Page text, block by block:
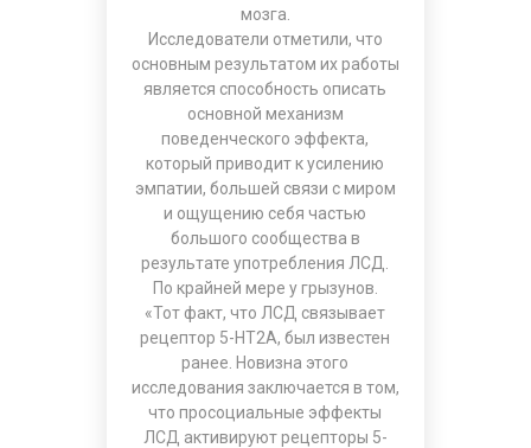
мозга.
Исследователи отметили, что
основным результатом их работы
является способность описать
основной механизм
поведенческого эффекта,
который приводит к усилению
эмпатии, большей связи с миром
и ощущению себя частью
большого сообщества в
результате употребления ЛСД.
По крайней мере у грызунов.
«Тот факт, что ЛСД связывает
рецептор 5-HT2A, был известен
ранее. Новизна этого
исследования заключается в том,
что просоциальные эффекты
ЛСД активируют рецепторы 5-